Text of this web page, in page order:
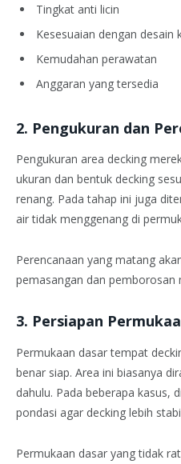
Tingkat anti licin
Kesesuaian dengan desain
Kemudahan perawatan
Anggaran yang tersedia
2. Pengukuran dan
Pengukuran area decking
ukuran dan bentuk decking
renang. Pada tahap ini juga
air tidak menggenang di
Perencanaan yang matang
pemasangan dan pemborosan
3. Persiapan
Permukaan dasar tempat
benar siap. Area ini biasanya
dahulu. Pada beberapa kasus,
pondasi agar decking lebih
Permukaan dasar yang tidak